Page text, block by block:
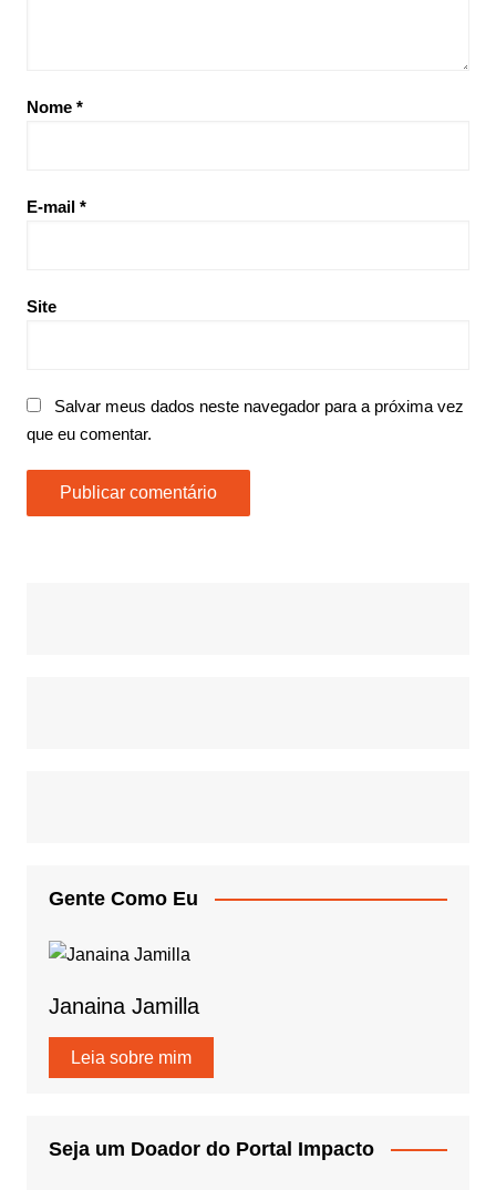
Nome *
E-mail *
Site
Salvar meus dados neste navegador para a próxima vez
que eu comentar.
Gente Como Eu
Janaina Jamilla
Leia sobre mim
Seja um Doador do Portal Impacto